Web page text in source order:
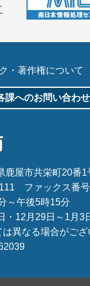
・著作権について
課へのお問い合わせ
鹿屋市共栄町20番1
ファックス番
～午後5時15分
・12月29日～1月3
異なる場合がござ